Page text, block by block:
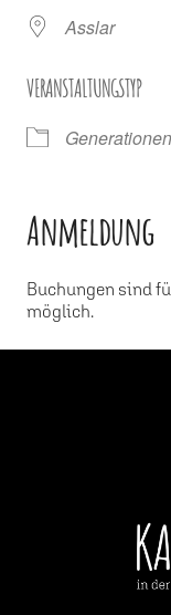
Asslar
VERANSTALTUNGSTYP
Anmeldung
Buchungen sind
möglich.